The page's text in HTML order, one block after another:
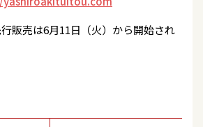
販売は6月11日（火）から開始され